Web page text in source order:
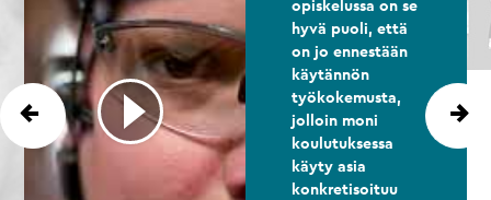
opiskelussa on se
hyvä puoli, että
on jo ennestään
käytännön
työkokemusta,
jolloin moni
koulutuksessa
käyty asia
konkretisoituu